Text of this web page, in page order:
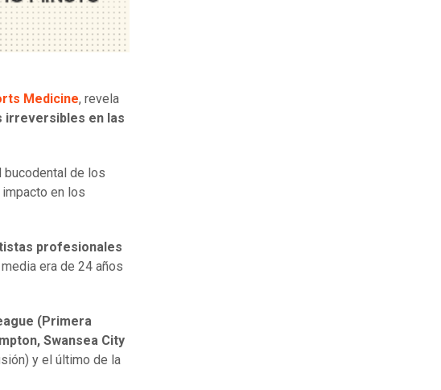
Medicine, revela
irreversibles en las
bucodental de los
en los
profesionales
era de 24 años
(Primera
Swansea City
y el último de la